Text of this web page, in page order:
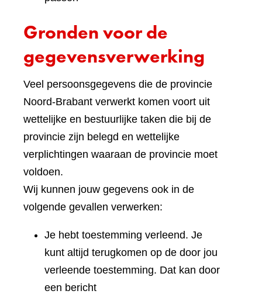
Gronden voor de
gegevensverwerking
Veel persoonsgegevens die de provincie
Noord-Brabant verwerkt komen voort uit
wettelijke en bestuurlijke taken die bij de
provincie zijn belegd en wettelijke
verplichtingen waaraan de provincie moet
voldoen.
Wij kunnen jouw gegevens ook in de
volgende gevallen verwerken:
Je hebt toestemming verleend. Je
kunt altijd terugkomen op de door jou
verleende toestemming. Dat kan door
een bericht